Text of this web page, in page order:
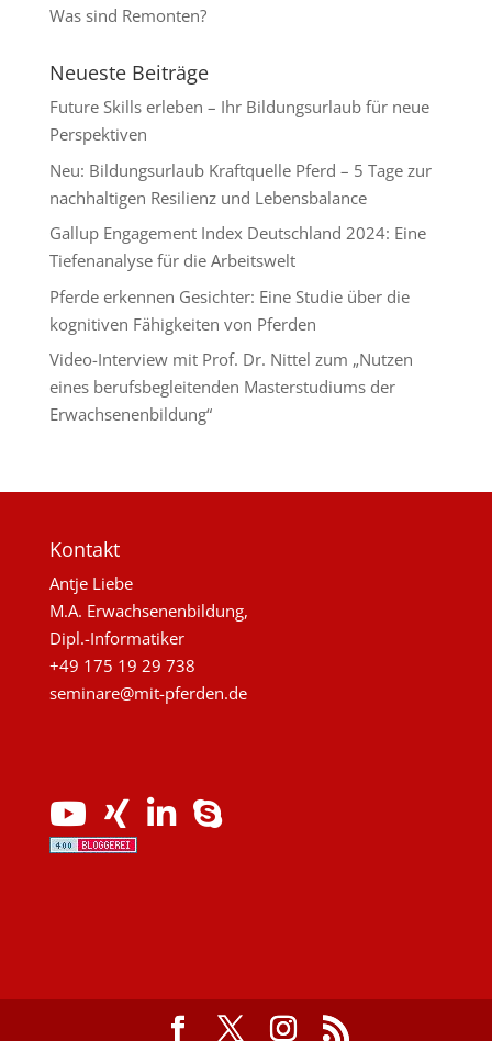
Was sind Remonten?
Neueste Beiträge
Future Skills erleben – Ihr Bildungsurlaub für neue
Perspektiven
Neu: Bildungsurlaub Kraftquelle Pferd – 5 Tage zur
nachhaltigen Resilienz und Lebensbalance
Gallup Engagement Index Deutschland 2024: Eine
Tiefenanalyse für die Arbeitswelt
Pferde erkennen Gesichter: Eine Studie über die
kognitiven Fähigkeiten von Pferden
Video-Interview mit Prof. Dr. Nittel zum „Nutzen
eines berufsbegleitenden Masterstudiums der
Erwachsenenbildung“
Kontakt
Antje Liebe
M.A. Erwachsenenbildung,
Dipl.-Informatiker
+49 175 19 29 738
seminare@mit-pferden.de